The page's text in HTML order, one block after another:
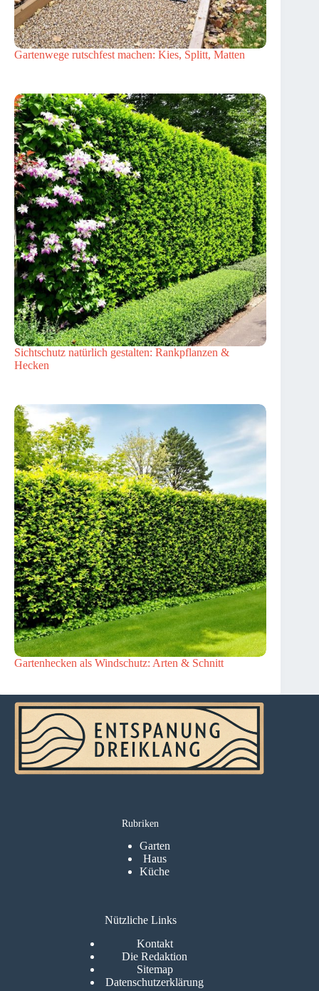
Gartenwege rutschfest machen: Kies, Splitt, Matten
Sichtschutz natürlich gestalten: Rankpflanzen &
Hecken
Gartenhecken als Windschutz: Arten & Schnitt
Rubriken
Garten
Haus
Küche
Nützliche Links
Kontakt
Die Redaktion
Sitemap
Datenschutzerklärung